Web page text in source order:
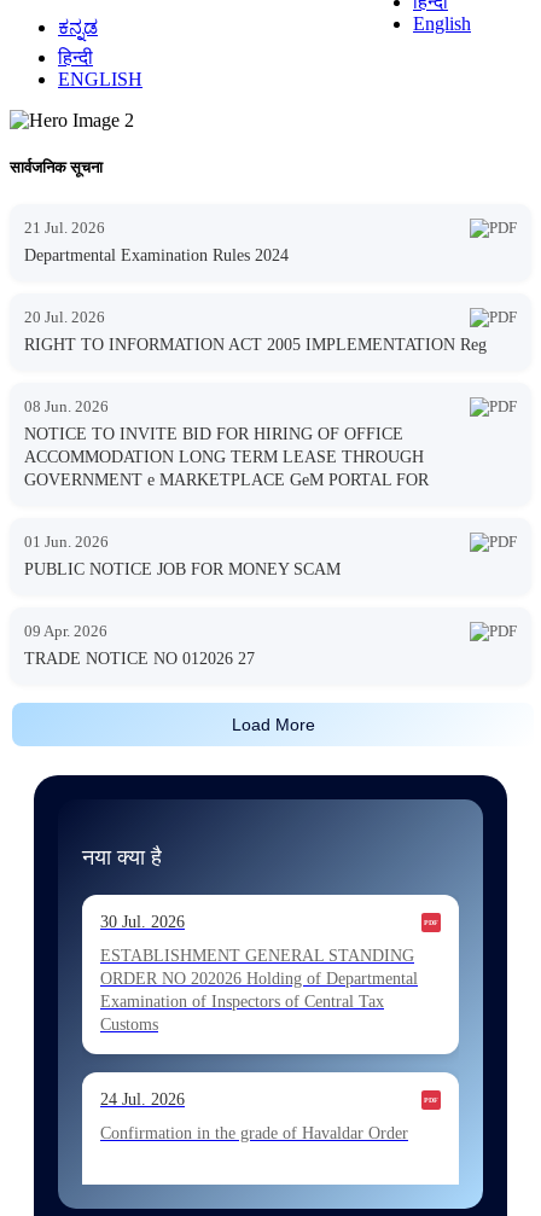
English
ಕನ್ನಡ
हिन्दी
ENGLISH
सार्वजनिक सूचना
21 Jul. 2026
Departmental Examination Rules 2024
20 Jul. 2026
RIGHT TO INFORMATION ACT 2005 IMPLEMENTATION Reg
08 Jun. 2026
NOTICE TO INVITE BID FOR HIRING OF OFFICE
ACCOMMODATION LONG TERM LEASE THROUGH
GOVERNMENT e MARKETPLACE GeM PORTAL FOR
01 Jun. 2026
PUBLIC NOTICE JOB FOR MONEY SCAM
09 Apr. 2026
TRADE NOTICE NO 012026 27
Load More
नया क्या है
30 Jul. 2026
ESTABLISHMENT GENERAL STANDING
ORDER NO 202026 Holding of Departmental
Examination of Inspectors of Central Tax
Customs
24 Jul. 2026
Confirmation in the grade of Havaldar Order